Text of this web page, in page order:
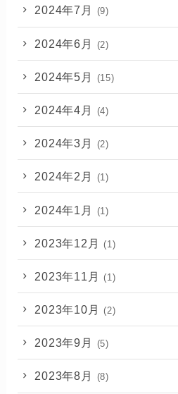
2024年7月 (9)
2024年6月 (2)
2024年5月 (15)
2024年4月 (4)
2024年3月 (2)
2024年2月 (1)
2024年1月 (1)
2023年12月 (1)
2023年11月 (1)
2023年10月 (2)
2023年9月 (5)
2023年8月 (8)